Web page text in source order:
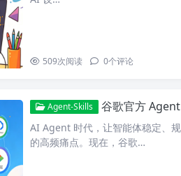
509次阅读 0个评论
Agent-Skills 谷歌官方 Agent Skills
AI Agent 时代，让智能体稳定、
的高频痛点。现在，谷歌…